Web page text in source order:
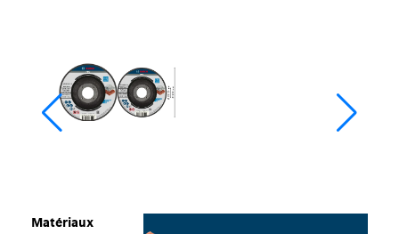
Matériaux